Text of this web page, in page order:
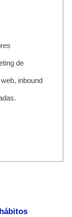
de
inbound
hábitos